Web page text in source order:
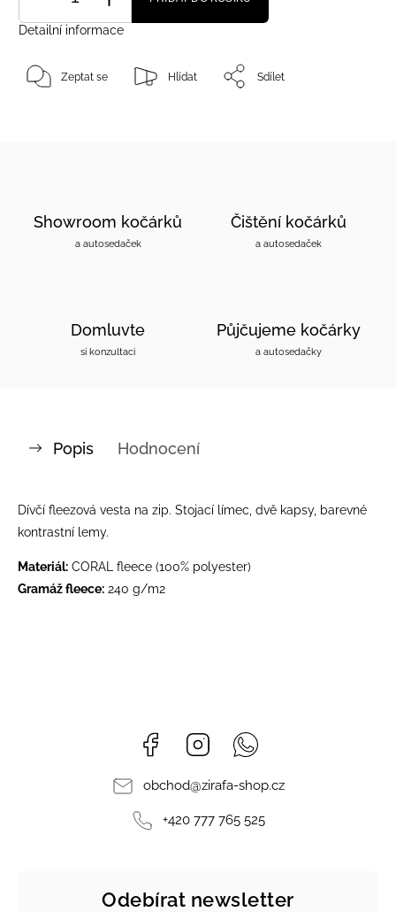
Detailní informace
Zeptat se Hlídat Sdílet
Showroom kočárků
a autosedaček
Čištění kočárků
a autosedaček
Domluvte
si konzultaci
Půjčujeme kočárky
a autosedačky
Popis Hodnocení
Dívčí fleezová vesta na zip. Stojací límec, dvě kapsy, barevné
kontrastní lemy.
Materiál: CORAL fleece (100% polyester)
Gramáž fleece: 240 g/m2
Facebook Instagram
obchod@zirafa-shop.cz
+420 777 765 525
Odebírat newsletter